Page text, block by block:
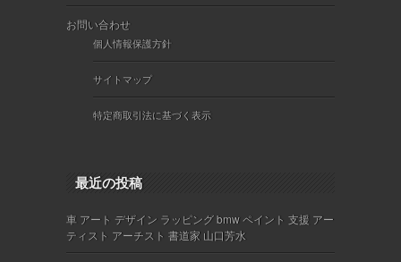
お問い合わせ
個人情報保護方針
サイトマップ
特定商取引法に基づく表示
最近の投稿
車 アート デザイン ラッピング bmw ペイント 支援 アー
ティスト アーチスト 書道家 山口芳水